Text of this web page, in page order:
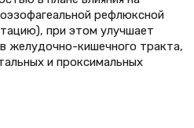
рефлюксной
при этом улучшает
желудочно-кишечного тракта,
и проксимальных